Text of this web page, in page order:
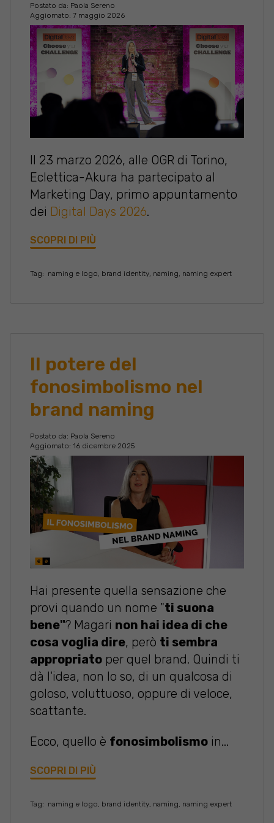
Postato da: Paola Sereno
Aggiornato: 7 maggio 2026
Il 23 marzo 2026, alle OGR di Torino,
Eclettica-Akura ha partecipato al
Marketing Day, primo appuntamento
dei Digital Days 2026.
SCOPRI DI PIÙ
Tag: naming e logo, brand identity, naming, naming expert
Il potere del
fonosimbolismo nel
brand naming
Postato da: Paola Sereno
Aggiornato: 16 dicembre 2025
Hai presente quella sensazione che
provi quando un nome "ti suona
bene"? Magari non hai idea di che
cosa voglia dire, però ti sembra
appropriato per quel brand. Quindi ti
dà l'idea, non lo so, di un qualcosa di
goloso, voluttuoso, oppure di veloce,
scattante.
Ecco, quello è fonosimbolismo in...
SCOPRI DI PIÙ
Tag: naming e logo, brand identity, naming, naming expert